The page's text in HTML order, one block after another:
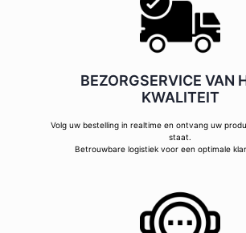
BEZORGSERVICE VAN
KWALITEIT
Volg uw bestelling in realtime en ontvang uw
staat.
Betrouwbare logistiek voor een optimale